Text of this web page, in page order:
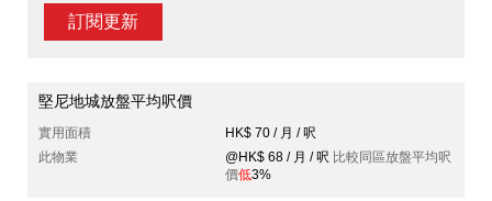
訂閱更新
堅尼地城放盤平均呎價
實用面積
HK$ 70 / 月 / 呎
此物業
@HK$ 68 / 月 / 呎 比較同區放盤平均呎
價低3%